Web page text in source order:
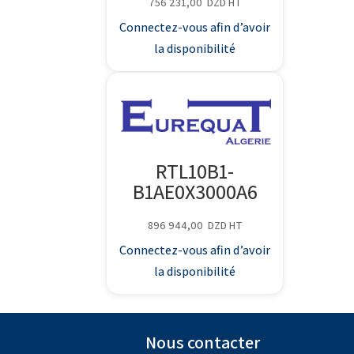
Connectez-vous afin d’avoir
la disponibilité
RTL10B1-
B1AE0X3000A6
896 944,00 DZD HT
Connectez-vous afin d’avoir
la disponibilité
Nous contacter